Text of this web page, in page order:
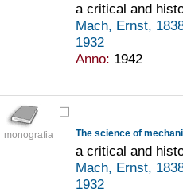
a critical and
Mach, Ernst,
1932
Anno: 1942
monografia The science of
a critical and
Mach, Ernst,
1932